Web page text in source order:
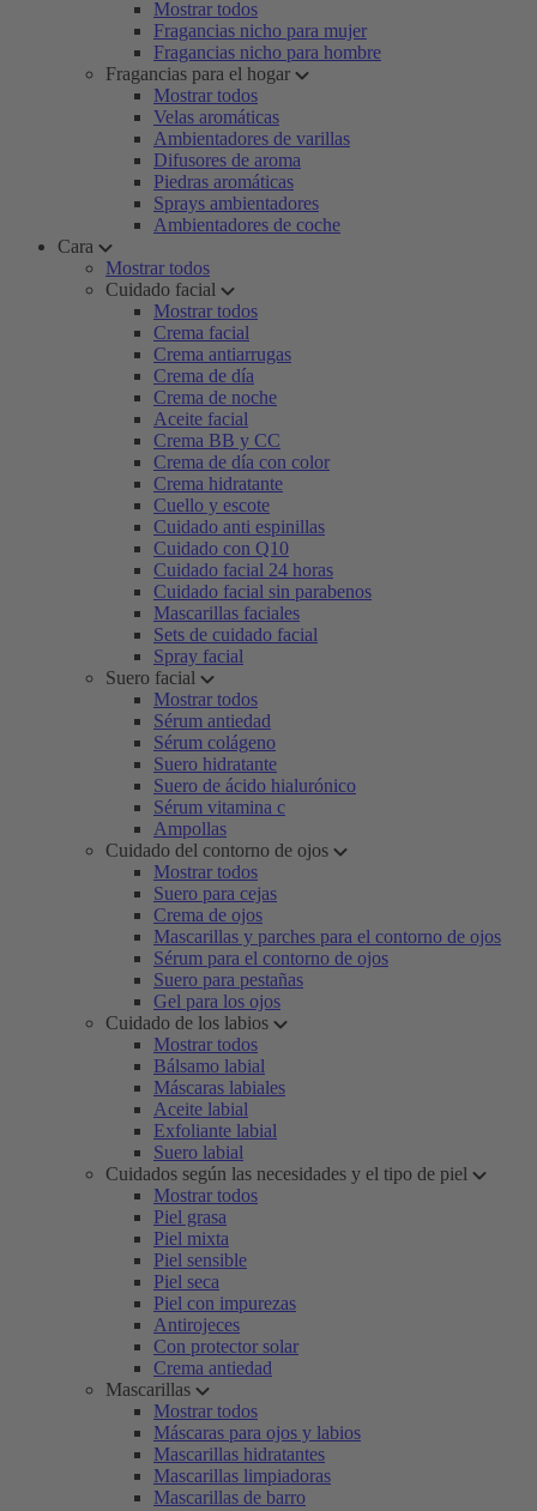
Mostrar todos
Fragancias nicho para mujer
Fragancias nicho para hombre
Fragancias para el hogar
Mostrar todos
Velas aromáticas
Ambientadores de varillas
Difusores de aroma
Piedras aromáticas
Sprays ambientadores
Ambientadores de coche
Cara
Mostrar todos
Cuidado facial
Mostrar todos
Crema facial
Crema antiarrugas
Crema de día
Crema de noche
Aceite facial
Crema BB y CC
Crema de día con color
Crema hidratante
Cuello y escote
Cuidado anti espinillas
Cuidado con Q10
Cuidado facial 24 horas
Cuidado facial sin parabenos
Mascarillas faciales
Sets de cuidado facial
Spray facial
Suero facial
Mostrar todos
Sérum antiedad
Sérum colágeno
Suero hidratante
Suero de ácido hialurónico
Sérum vitamina c
Ampollas
Cuidado del contorno de ojos
Mostrar todos
Suero para cejas
Crema de ojos
Mascarillas y parches para el contorno de ojos
Sérum para el contorno de ojos
Suero para pestañas
Gel para los ojos
Cuidado de los labios
Mostrar todos
Bálsamo labial
Máscaras labiales
Aceite labial
Exfoliante labial
Suero labial
Cuidados según las necesidades y el tipo de piel
Mostrar todos
Piel grasa
Piel mixta
Piel sensible
Piel seca
Piel con impurezas
Antirojeces
Con protector solar
Crema antiedad
Mascarillas
Mostrar todos
Máscaras para ojos y labios
Mascarillas hidratantes
Mascarillas limpiadoras
Mascarillas de barro